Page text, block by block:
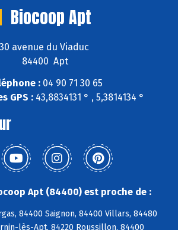
Biocoop Apt
30 avenue du Viaduc
84400 Apt
: 04 90 71 30 65
GPS :43,8834131 ° , 5,3814134 °
Apt (84400) est proche de :
84400 Saignon, 84400 Villars, 84480
lès-Apt, 84220 Roussillon, 84400